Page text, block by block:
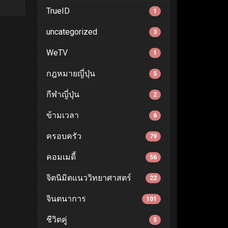
TrueID 1
uncategorized 3
WeTV 1
กฎหมายญี่ปุ่น 5
กีฬาญี่ปุ่น 2
ข้ามเวลา 6
ครอบครัว 79
คอมเมดี้ 56
จิตนิมิตแนววิทยาศาสตร์ 22
จินตนาการ 101
ชีวิตคู่ 5